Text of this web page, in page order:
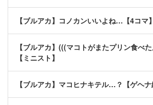
【ブルアカ】コノカンいいよね…【4コマ】
【ブルアカ】(((マコトがまたプリン食べ
【ミニスト】
【ブルアカ】マコヒナキテル…？【ゲヘナ